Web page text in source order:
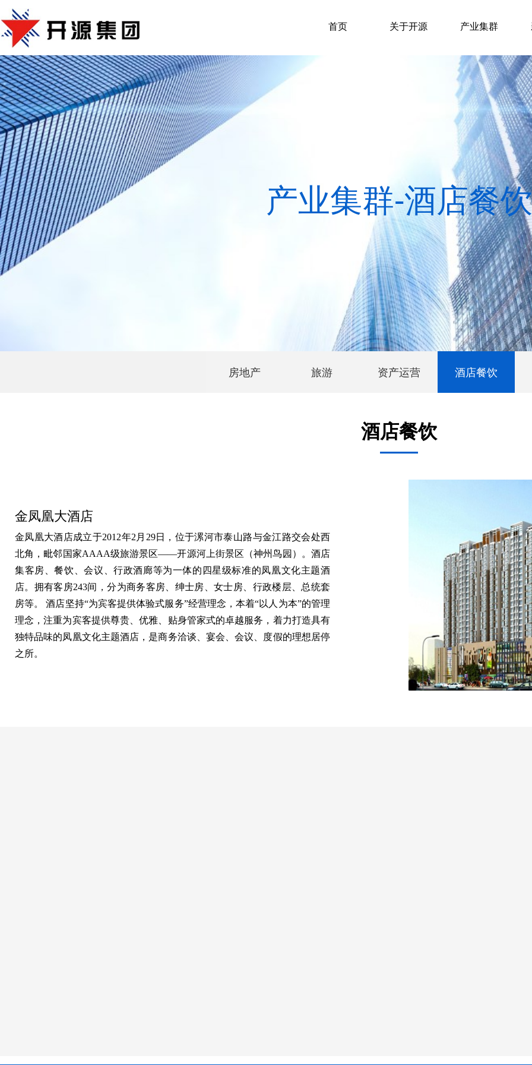
首页 关于开源 产业集群
产业集群-酒店餐饮
房地产 旅游 资产运营 酒店餐饮
金凤凰大酒店
金凤凰大酒店成立于2012年2月29日，位于漯河市泰山路与金江路交会处西
北角，毗邻国家AAAA级旅游景区——开源河上街景区（神州鸟园）。酒店
集客房、餐饮、会议、行政酒廊等为一体的四星级标准的凤凰文化主题酒
店。拥有客房243间，分为商务客房、绅士房、女士房、行政楼层、总统套
房等。 酒店坚持“为宾客提供体验式服务”经营理念，本着“以人为本”的管理
理念，注重为宾客提供尊贵、优雅、贴身管家式的卓越服务，着力打造具有
独特品味的凤凰文化主题酒店，是商务洽谈、宴会、会议、度假的理想居停
之所。
酒店餐饮
——